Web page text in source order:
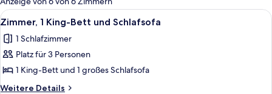
Zimmer
Alle
Fotos
für
Zimmer,
1 King-
Bett
Ein Hotelzimmer mit einem Bett,
5
Zimmer, 1 King-Bett und Schlafsofa
1 Schlafzimmer
Platz für 3 Personen
1 King-Bett und 1 großes Schlafsofa
Weitere Details
Weitere